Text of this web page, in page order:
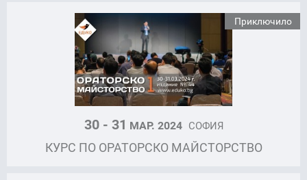
Приключило
30 - 31 МАР. 2024 СОФИЯ
КУРС ПО ОРАТОРСКО МАЙСТОРСТВО